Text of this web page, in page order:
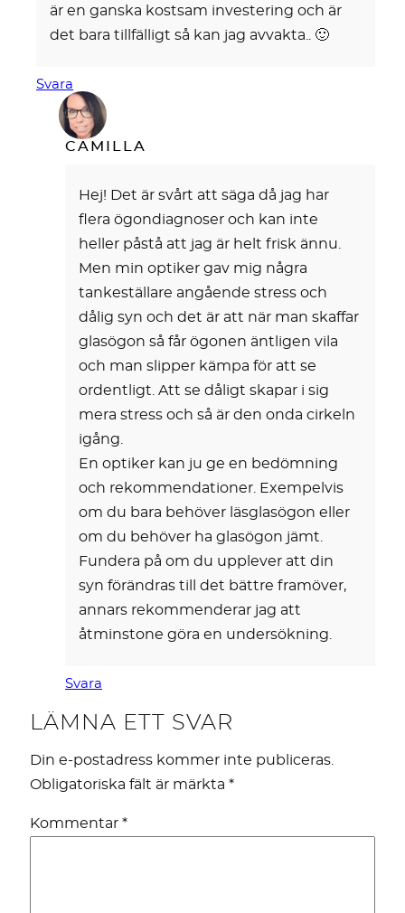
är en ganska kostsam investering och är
det bara tillfälligt så kan jag avvakta.. 🙂
Svara
CAMILLA
Hej! Det är svårt att säga då jag har
flera ögondiagnoser och kan inte
heller påstå att jag är helt frisk ännu.
Men min optiker gav mig några
tankeställare angående stress och
dålig syn och det är att när man skaffar
glasögon så får ögonen äntligen vila
och man slipper kämpa för att se
ordentligt. Att se dåligt skapar i sig
mera stress och så är den onda cirkeln
igång.
En optiker kan ju ge en bedömning
och rekommendationer. Exempelvis
om du bara behöver läsglasögon eller
om du behöver ha glasögon jämt.
Fundera på om du upplever att din
syn förändras till det bättre framöver,
annars rekommenderar jag att
åtminstone göra en undersökning.
Svara
LÄMNA ETT SVAR
Din e-postadress kommer inte publiceras.
Obligatoriska fält är märkta *
Kommentar *